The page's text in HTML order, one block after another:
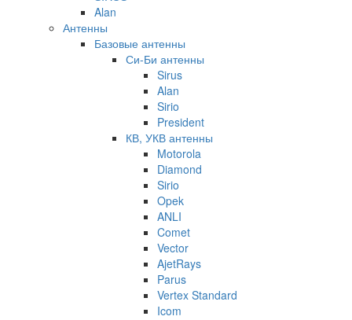
Alan
Антенны
Базовые антенны
Си-Би антенны
Sirus
Alan
Sirio
President
КВ, УКВ антенны
Motorola
Diamond
Sirio
Opek
ANLI
Comet
Vector
AjetRays
Parus
Vertex Standard
Icom